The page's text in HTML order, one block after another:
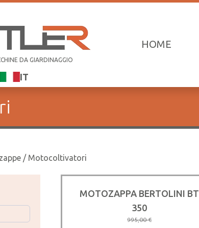
DA GIARDINAGGIO
IT
HOME
/ Motocoltivatori
MOTOZAPPA BERTOLINI BT
350
995,00€